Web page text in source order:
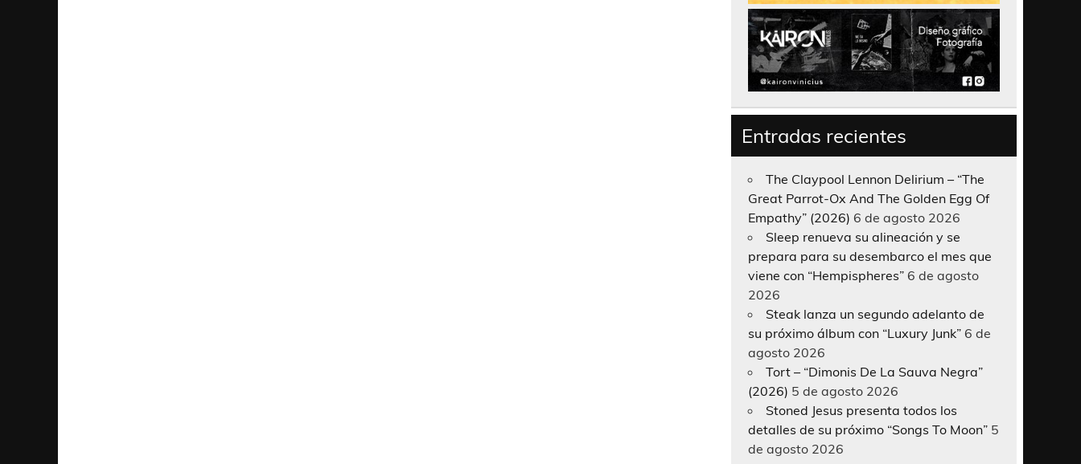
Entradas recientes
The Claypool Lennon Delirium – “The
Great Parrot-Ox And The Golden Egg Of
Empathy” (2026) 6 de agosto 2026
Sleep renueva su alineación y se
prepara para su desembarco el mes que
viene con “Hempispheres” 6 de agosto
2026
Steak lanza un segundo adelanto de
su próximo álbum con “Luxury Junk” 6 de
agosto 2026
Tort – “Dimonis De La Sauva Negra”
(2026) 5 de agosto 2026
Stoned Jesus presenta todos los
detalles de su próximo “Songs To Moon” 5
de agosto 2026